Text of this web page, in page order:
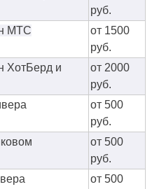
руб.
МТС
от 1500
руб.
ХотБерд и
от 2000
руб.
от 500
руб.
от 500
руб.
от 500